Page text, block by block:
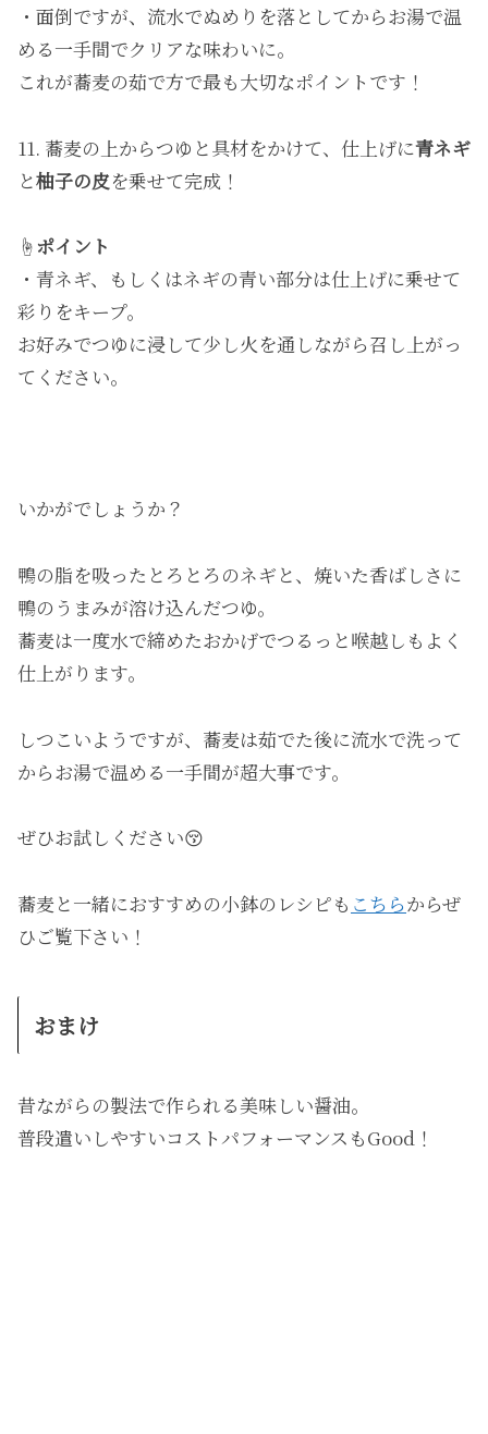
・面倒ですが、流水でぬめりを落としてからお湯で温
める一手間でクリアな味わいに。
これが蕎麦の茹で方で最も大切なポイントです！
11. 蕎麦の上からつゆと具材をかけて、仕上げに青ネギ
と柚子の皮を乗せて完成！
☝️ ポイント
・青ネギ、もしくはネギの青い部分は仕上げに乗せて
彩りをキープ。
お好みでつゆに浸して少し火を通しながら召し上がっ
てください。
いかがでしょうか？
鴨の脂を吸ったとろとろのネギと、焼いた香ばしさに
鴨のうまみが溶け込んだつゆ。
蕎麦は一度水で締めたおかげでつるっと喉越しもよく
仕上がります。
しつこいようですが、蕎麦は茹でた後に流水で洗って
からお湯で温める一手間が超大事です。
ぜひお試しください😚
蕎麦と一緒におすすめの小鉢のレシピも こちらからぜ
ひご覧下さい！
おまけ
昔ながらの製法で作られる美味しい醤油。
普段遣いしやすいコストパフォーマンスもGood！